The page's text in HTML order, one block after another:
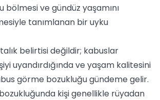
bölmesi ve gündüz yaşamını
tanımlanan bir uyku
belirtisi değildir; kabuslar
uyandırdığında ve yaşam kalitesini
görme bozukluğu gündeme gelir.
kişi genellikle rüyadan